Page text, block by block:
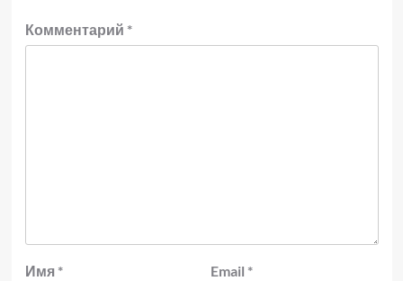
Комментарий *
Имя * Email *